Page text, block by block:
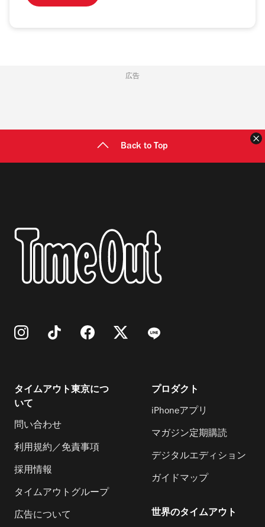
広告
Back to Top
タイムアウト東京につ
いて
問い合わせ
利用規約／免責事項
採用情報
タイムアウトグループ
広告について
プロダクト
iPhoneアプリ
マガジン定期購読
デジタルエディション
ガイドマップ
世界のタイムアウト